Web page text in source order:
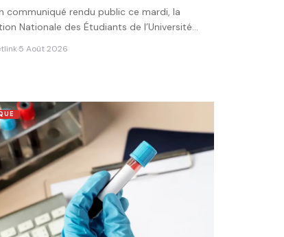
communiqué rendu public ce mardi, la
Nationale des Étudiants de l’Université
·5 Août 2026